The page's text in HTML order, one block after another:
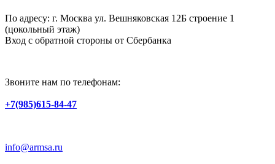
По адресу: г. Москва ул. Вешняковская 12Б строение 1
(цокольный этаж)
Вход с обратной стороны от Сбербанка
Звоните нам по телефонам:
+7(985)615-84-47
info@armsa.ru